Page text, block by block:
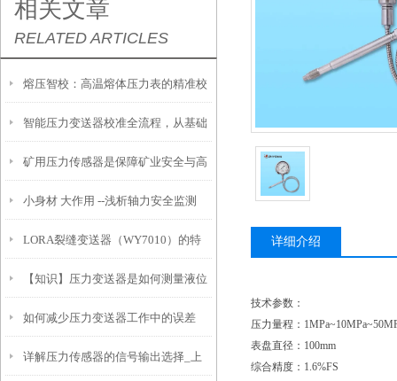
相关文章
RELATED ARTICLES
熔压智校：高温熔体压力表的精准校
准技术
智能压力变送器校准全流程，从基础
操作到精准调优
矿用压力传感器是保障矿业安全与高
效生产的关键装备
小身材 大作用 --浅析轴力安全监测
LORA裂缝变送器（WY7010）的特
点和安装注意事项
【知识】压力变送器是如何测量液位
的？
如何减少压力变送器工作中的误差
详解压力传感器的信号输出选择_上
详细介绍
技术参数：
压力量程：
表盘直径： 100mm
综合精度： 1.6%FS